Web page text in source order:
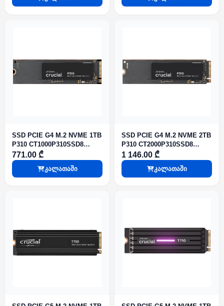
SSD PCIE G4 M.2 NVME 1TB
P310 CT1000P310SSD8
CRUCIAL
771.00 ₾
კალათაში
SSD PCIE G4 M.2 NVME 2TB
P310 CT2000P310SSD8
CRUCIAL
1 146.00 ₾
კალათაში